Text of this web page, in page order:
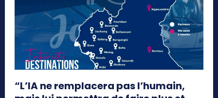
“L’IA ne remplacera pas l’humain,